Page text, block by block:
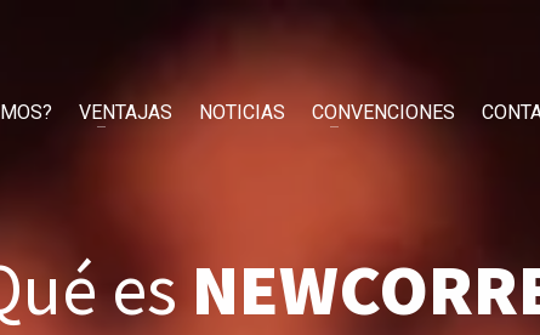
VENTAJAS NOTICIAS CONVENCIONES
es